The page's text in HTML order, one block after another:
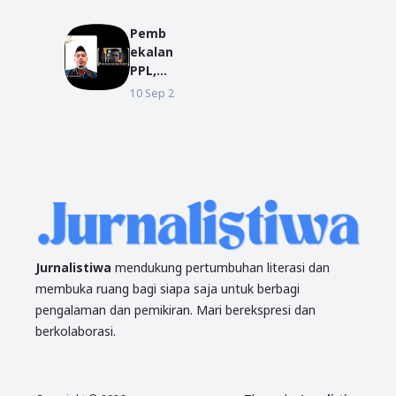
Sebag
ai
Bakal
Calon
Pemb
ekalan
PPL,
Dekan
n
Akhla
BERITA
10 Sep 2021
Jurnalistiwa mendukung pertumbuhan literasi dan
membuka ruang bagi siapa saja untuk berbagi
pengalaman dan pemikiran. Mari berekspresi dan
berkolaborasi.